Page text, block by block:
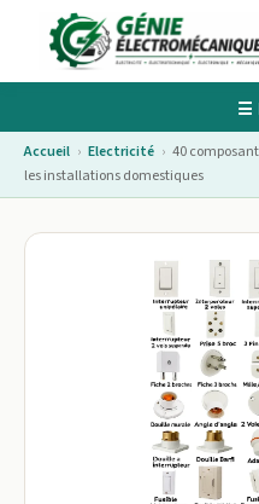
☰
Accueil › Electricité › 40
les installations domestiques